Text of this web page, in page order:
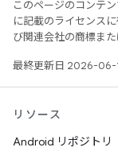
このページのコンテ
に記載のライセンス
び関連会社の商標また
最終更新日 2026-06-
リソース
Android リポジトリ